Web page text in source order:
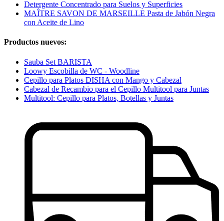
Detergente Concentrado para Suelos y Superficies
MAÎTRE SAVON DE MARSEILLE Pasta de Jabón Negra
con Aceite de Lino
Productos nuevos:
Sauba Set BARISTA
Loowy Escobilla de WC - Woodline
Cepillo para Platos DISHA con Mango y Cabezal
Cabezal de Recambio para el Cepillo Multitool para Juntas
Multitool: Cepillo para Platos, Botellas y Juntas